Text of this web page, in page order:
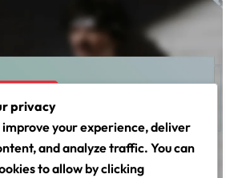
brtvljenje u teniskim
Tehnologija,
Feb 16, 2026
privacy
improve your experience, deliver
and analyze traffic. You can
to allow by clicking